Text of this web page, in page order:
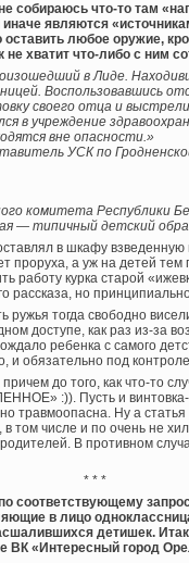
собираюсь что-то там
являются
любое оружие,
хватит что-либо с ним
в Лиде.
Воспользовавшись
своего отца и
в учреждение
вне опасности.»
УСК по
комитета Республики
— типичный детский
в шкафу
проруха, а уж на детей
работу курка старой
рассказа, но
ружья тогда свободно
доступе, как раз из-за
ребенка с самого
и обязательно под
до того, как что-то
:)). Пусть и
травмоопасна. Ну а
том числе и по очень не
В противном
* * *
соответствующему
в лицо
детишек.
ВК «Интересный город